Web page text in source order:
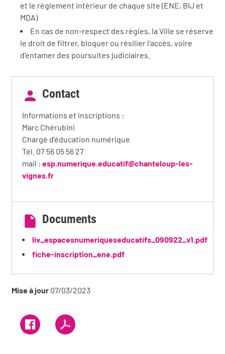
et le règlement intérieur de chaque site (ENE, BIJ et
MDA)
En cas de non-respect des règles, la Ville se réserve
le droit de filtrer, bloquer ou résilier l’accès, voire
d’entamer des poursuites judiciaires.
Contact
Informations et inscriptions :
Marc Chérubini
Chargé d’éducation numérique
Tél. 07 56 05 56 27
mail : esp.numerique.educatif@chanteloup-les-
vignes.fr
Documents
liv_espacesnumeriqueseducatifs_090922_v1.pdf
fiche-inscription_ene.pdf
Mise à jour 07/03/2023